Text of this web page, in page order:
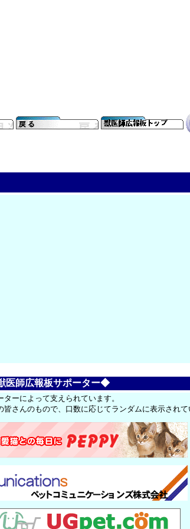
医師広報板サポーター◆
ーによって支えられています。
皆さんのもので、口数に応じてランダムに表示され